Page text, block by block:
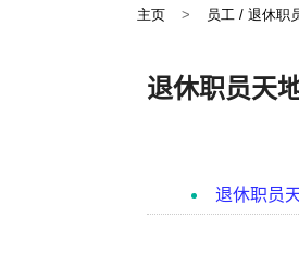
主页 > 员工 / 退休职